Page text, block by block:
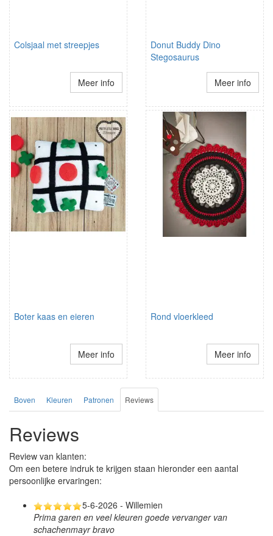
Colsjaal met streepjes
Meer info
Donut Buddy Dino
Stegosaurus
Meer info
Boter kaas en eieren
Meer info
Rond vloerkleed
Meer info
Boven Kleuren Patronen Reviews
Reviews
Review van klanten:
Om een betere indruk te krijgen staan hieronder een aantal
persoonlijke ervaringen:
5-6-2026 - Willemien
Prima garen en veel kleuren goede vervanger van
schachenmayr bravo